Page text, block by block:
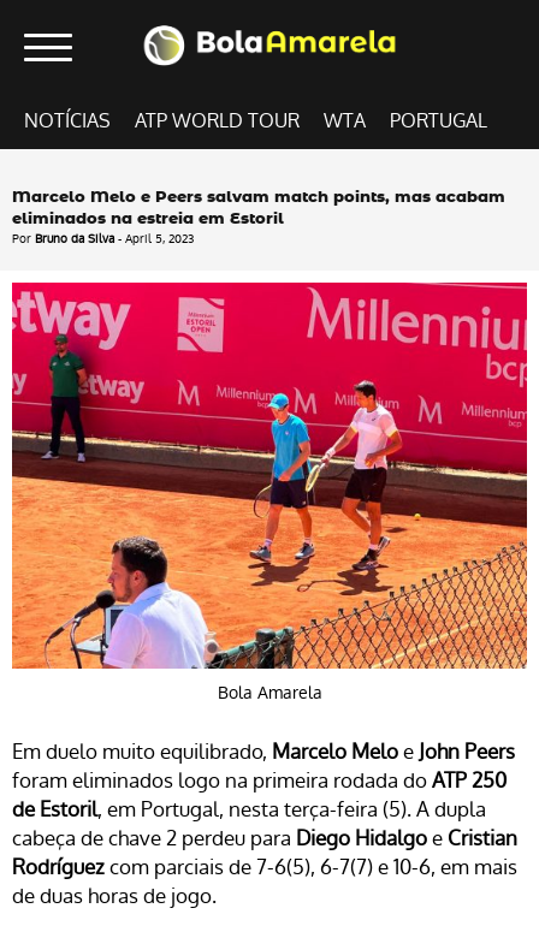
NOTÍCIAS ATP WORLD TOUR WTA PORTUGAL
Marcelo Melo e Peers salvam match points, mas acabam
eliminados na estreia em Estoril
Por Bruno da Silva - April 5, 2023
Bola Amarela
Em duelo muito equilibrado, Marcelo MeloeJohn Peers
foram eliminados logo na primeira rodada doATP 250
de Estoril, em Portugal, nesta terça-feira (5). A dupla
cabeça de chave 2 perdeu para Diego Hidalgoe Cristian
Rodríguezcom parciais de 7-6(5), 6-7(7) e 10-6, em mais
de duas horas de jogo.